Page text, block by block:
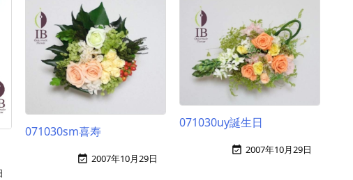
071030sm喜寿
 2007年10月29日
071030uy誕生日
 2007年10月29日